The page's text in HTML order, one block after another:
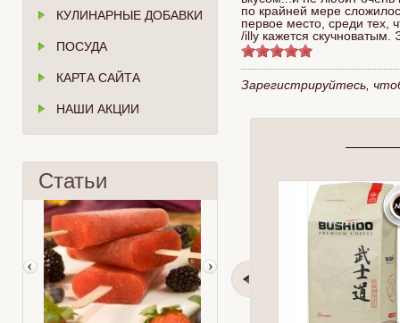
КУЛИНАРНЫЕ ДОБАВКИ
ПОСУДА
КАРТА САЙТА
НАШИ АКЦИИ
Статьи
по крайней мере
первое место, среди тех,
/illy кажется
Зарегистрируйтесь,